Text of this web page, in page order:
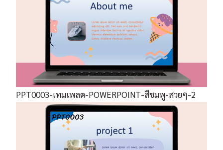
PPT0003-เทมเพลต-POWERPOINT-สีชมพู-สวยๆ-2